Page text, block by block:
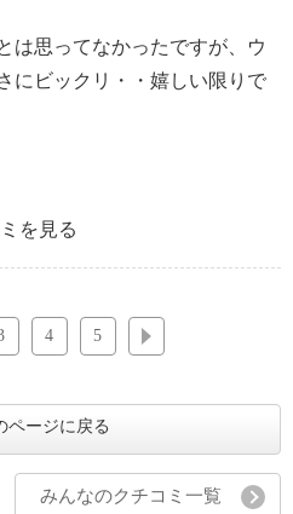
は思ってなかったですが、ウ
にビックリ・・嬉しい限りで
を見る
4 5
ページに戻る
みんなのクチコミ一覧